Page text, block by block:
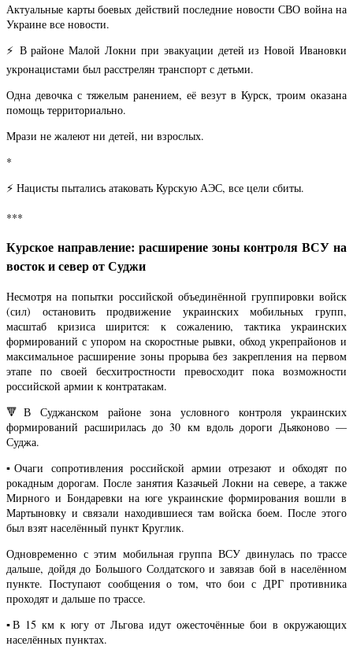
Актуальные карты боевых действий последние новости СВО война на
Украине все новости.
⚡️ В районе Малой Локни при эвакуации детей из Новой Ивановки
укронацистами был расстрелян транспорт с детьми.
Одна девочка с тяжелым ранением, её везут в Курск, троим оказана
помощь территориально.
Мрази не жалеют ни детей, ни взрослых.
*
⚡️ Нацисты пытались атаковать Курскую АЭС, все цели сбиты.
***
Курское направление: расширение зоны контроля ВСУ на
восток и север от Суджи
Несмотря на попытки российской объединённой группировки войск
(сил) остановить продвижение украинских мобильных групп,
масштаб кризиса ширится: к сожалению, тактика украинских
формирований с упором на скоростные рывки, обход укрепрайонов и
максимальное расширение зоны прорыва без закрепления на первом
этапе по своей бесхитростности превосходит пока возможности
российской армии к контратакам.
🔻 В Суджанском районе зона условного контроля украинских
формирований расширилась до 30 км вдоль дороги Дьяконово —
Суджа.
▪️Очаги сопротивления российской армии отрезают и обходят по
рокадным дорогам. После занятия Казачьей Локни на севере, а также
Мирного и Бондаревки на юге украинские формирования вошли в
Мартыновку и связали находившиеся там войска боем. После этого
был взят населённый пункт Круглик.
Одновременно с этим мобильная группа ВСУ двинулась по трассе
дальше, дойдя до Большого Солдатского и завязав бой в населённом
пункте. Поступают сообщения о том, что бои с ДРГ противника
проходят и дальше по трассе.
▪️В 15 км к югу от Льгова идут ожесточённые бои в окружающих
населённых пунктах.